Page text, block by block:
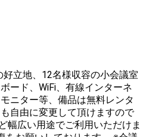
好立地、12名様収容の小会議室
ード、WiFi、有線インターネ
自由に変更して頂けますので
幅広い用途でご利用いただけま